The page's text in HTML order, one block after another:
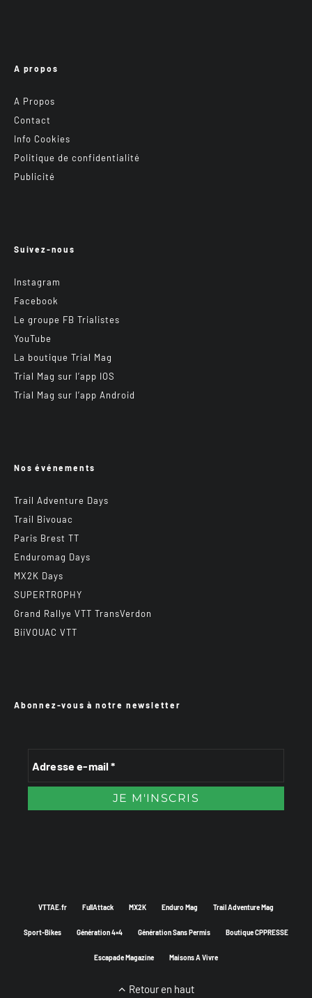
A propos
A Propos
Contact
Info Cookies
Politique de confidentialité
Publicité
Suivez-nous
Instagram
Facebook
Le groupe FB Trialistes
YouTube
La boutique Trial Mag
Trial Mag sur l’app IOS
Trial Mag sur l’app Android
Nos événements
Trail Adventure Days
Trail Bivouac
Paris Brest TT
Enduromag Days
MX2K Days
SUPERTROPHY
Grand Rallye VTT TransVerdon
BiiVOUAC VTT
Abonnez-vous à notre newsletter
VTTAE.fr FullAttack MX2K Enduro Mag Trail Adventure Mag
Sport-Bikes Génération 4×4 Génération Sans Permis Boutique CPPRESSE
Escapade Magazine Maisons A Vivre
Retour en haut